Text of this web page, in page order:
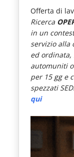
mondo
dei
del
Food
Service
e
tutte
Offerta di
Ricerca
in un
servizio alla
ed ordinata,
automuniti
per 15 gg e
spezzati
qui